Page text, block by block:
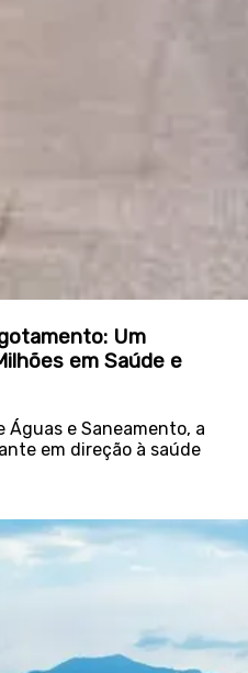
Um
em Saúde e
Águas e Saneamento, a
em direção à saúde